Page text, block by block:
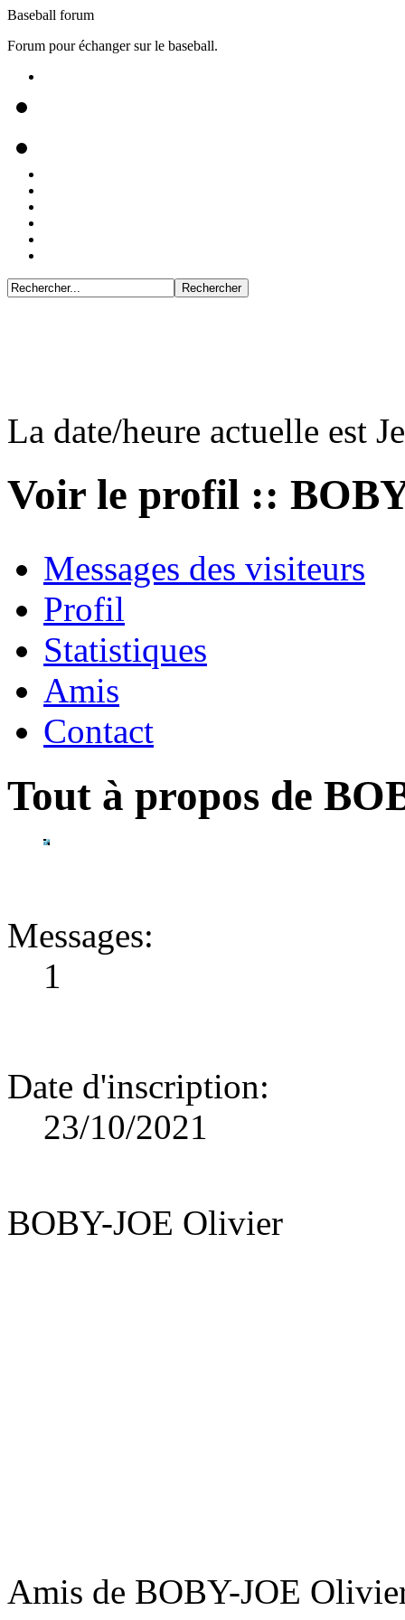
Baseball forum
Forum pour échanger sur le baseball.
La date/heure actuelle est
Voir le profil ::
Messages des visiteurs
Profil
Statistiques
Amis
Contact
Tout à propos de
Messages:
1
Date d'inscription:
23/10/2021
BOBY-JOE Olivier
Amis de BOBY-JOE